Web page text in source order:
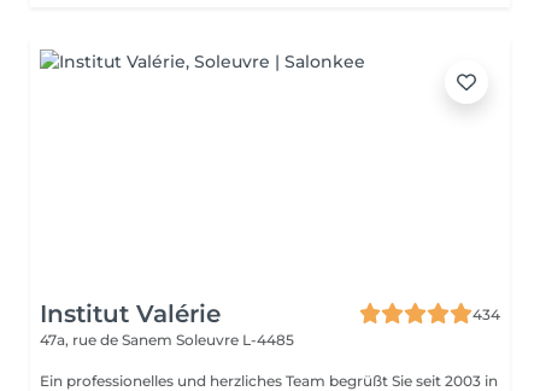
Institut Valérie
434
47a, rue de Sanem Soleuvre L-4485
Ein professionelles und herzliches Team begrüßt Sie seit 2003 in